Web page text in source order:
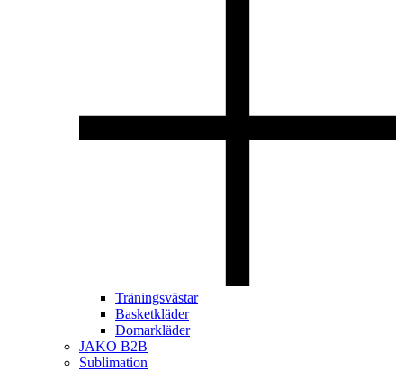
Träningsvästar
Basketkläder
Domarkläder
JAKO B2B
Sublimation